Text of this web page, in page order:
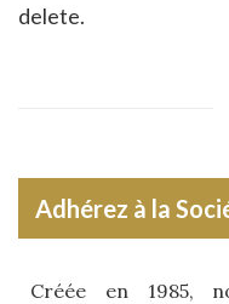
delete.
Adhérez à la
Créée en 1985,